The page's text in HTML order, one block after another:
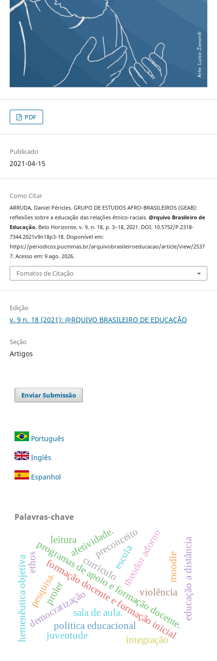
PDF
Publicado
2021-04-15
Como Citar
ARRUDA, Daniel Péricles. GRUPO DE ESTUDOS AFRO-BRASILEIROS (GEAB):
reflexões sobre a educação das relações étnico-raciais. @rquivo Brasileiro de
Educação, Belo Horizonte, v. 9, n. 18, p. 3–18, 2021. DOI: 10.5752/P.2318-
7344.2021v9n18p3-18. Disponível em:
https://periodicos.pucminas.br/arquivobrasileiroeducacao/article/view/2537
7. Acesso em: 9 ago. 2026.
Fomatos de Citação
Edição
v. 9 n. 18 (2021): @RQUIVO BRASILEIRO DE EDUCAÇÃO
Seção
Artigos
Enviar Submissão
Português
Inglês
Espanhol
Palavras-chave
formação docente e formação inicial
programas de apoio e formação docente.
democratização
política educacional
theodor adorno
hemenêutica objetiva currículo
sala de aula.
violência
escola
pesquisa. educação a distância
moodle
afetividade.
juventude
preconceito
proler
leitura
integração
ethos